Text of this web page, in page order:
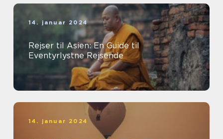
14. januar 2024
Rejser til Asien: En Guide til
Eventyrlystne Rejsende
14. januar 2024